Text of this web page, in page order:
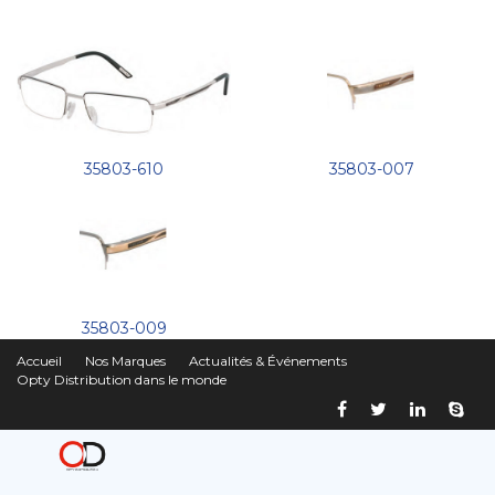
35803-610 35803-007
35803-009
Accueil Nos Marques
Actualités & Événements
Opty Distribution dans le monde